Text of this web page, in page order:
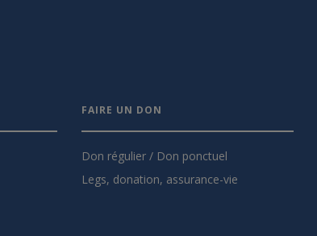
FAIRE UN DON
Don régulier / Don ponctuel
Legs, donation, assurance-vie